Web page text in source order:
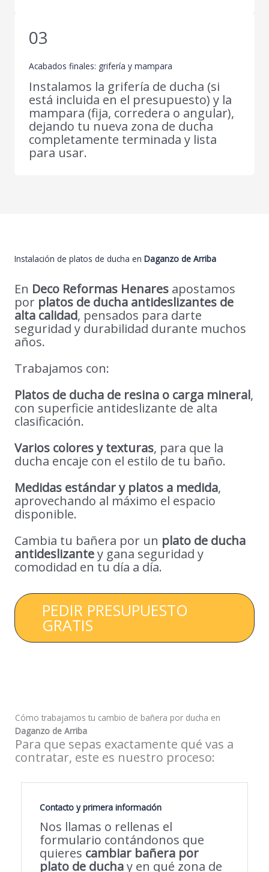
03
Acabados finales: grifería y mampara
Instalamos la grifería de ducha (si
está incluida en el presupuesto) y la
mampara (fija, corredera o angular),
dejando tu nueva zona de ducha
completamente terminada y lista
para usar.
Instalación de platos de ducha en Daganzo de Arriba
En Deco Reformas Henares apostamos
por platos de ducha antideslizantes de
alta calidad, pensados para darte
seguridad y durabilidad durante muchos
años.
Trabajamos con:
Platos de ducha de resina o carga mineral,
con superficie antideslizante de alta
clasificación.
Varios colores y texturas, para que la
ducha encaje con el estilo de tu baño.
Medidas estándar y platos a medida,
aprovechando al máximo el espacio
disponible.
Cambia tu bañera por un plato de ducha
antideslizantey gana seguridad y
comodidad en tu día a día.
PEDIR PRESUPUESTO
GRATIS
Cómo trabajamos tu cambio de bañera por ducha en
Daganzo de Arriba
Para que sepas exactamente qué vas a
contratar, este es nuestro proceso:
Contacto y primera información
Nos llamas o rellenas el
formulario contándonos que
quieres cambiar bañera por
plato de duchay en qué zona de